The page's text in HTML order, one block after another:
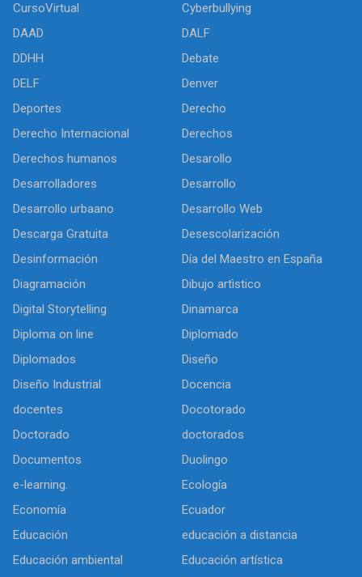
CursoVirtual
Cyberbullying
DAAD
DALF
DDHH
Debate
DELF
Denver
Deportes
Derecho
Derecho Internacional
Derechos
Derechos humanos
Desarollo
Desarrolladores
Desarrollo
Desarrollo urbaano
Desarrollo Web
Descarga Gratuita
Desescolarización
Desinformación
Día del Maestro en España
Diagramación
Dibujo artìstico
Digital Storytelling
Dinamarca
Diploma on line
Diplomado
Diplomados
Diseño
Diseño Industrial
Docencia
docentes
Docotorado
Doctorado
doctorados
Documentos
Duolingo
e-learning.
Ecología
Economía
Ecuador
Educación
educación a distancia
Educación ambiental
Educación artística